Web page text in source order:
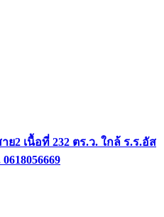
เนื้อที่ 232 ตร.ว. ใกล้ ร.ร.อัส